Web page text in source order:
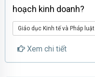
hoạch kinh doanh?
Giáo dục Kinh tế và Pháp luật
Xem chi tiết